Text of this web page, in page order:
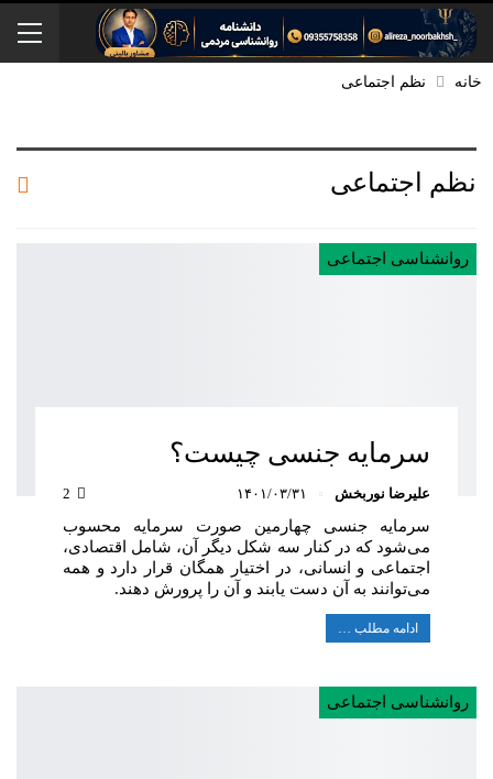
خانه نظم اجتماعی
نظم اجتماعی
روانشناسی اجتماعی
سرمایه جنسی چیست؟
علیرضا نوربخش ۱۴۰۱/۰۳/۳۱
سرمایه جنسی چهارمین صورت سرمایه محسوب
می‌شود که در کنار سه شکل دیگر آن، شامل اقتصادی،
اجتماعی و انسانی، در اختیار همگان قرار دارد و همه
می‌توانند به آن دست یابند و آن را پرورش دهند.
ادامه مطلب …
روانشناسی اجتماعی